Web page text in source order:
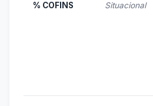
% COFINS Situacional